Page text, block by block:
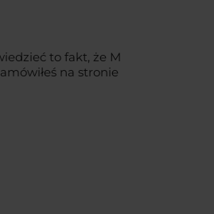
to fakt, że M
na stronie